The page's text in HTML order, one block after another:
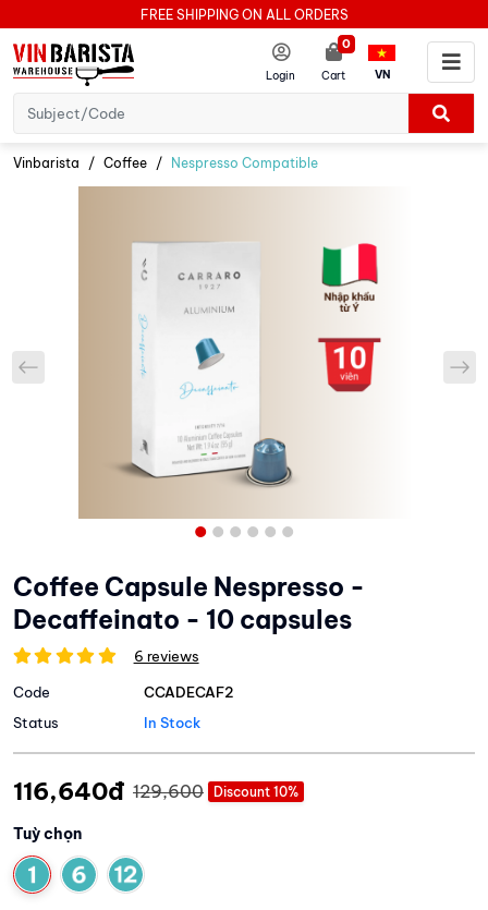
FREE SHIPPING ON ALL ORDERS
Login Cart
0
VN
Vinbarista Coffee Nespresso Compatible
prev
Coffee Capsule Nespresso -
Decaffeinato - 10 capsules
6 reviews
Status In Stock
Code CCADECAF2
Tuỳ chọn
116,640đ 129,600 Discount 10%